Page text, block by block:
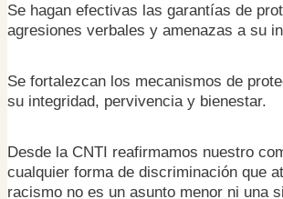
Se hagan efectivas las garantías de
agresiones verbales y amenazas a su
Se fortalezcan los mecanismos de
su integridad, pervivencia y bienestar.
Desde la CNTI reafirmamos nuestro
cualquier forma de discriminación que
racismo no es un asunto menor ni una